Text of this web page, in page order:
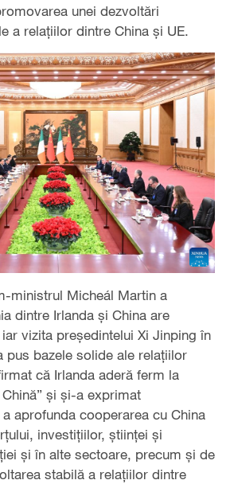
unei dezvoltări
a relațiilor dintre China și UE.
ministrul Micheál Martin a
dintre Irlanda și China are
vizita președintelui Xi Jinping în
pus bazele solide ale relațiilor
că Irlanda aderă ferm la
și și-a exprimat
aprofunda cooperarea cu China
investițiilor, științei și
și în alte sectoare, precum și de
stabilă a relațiilor dintre